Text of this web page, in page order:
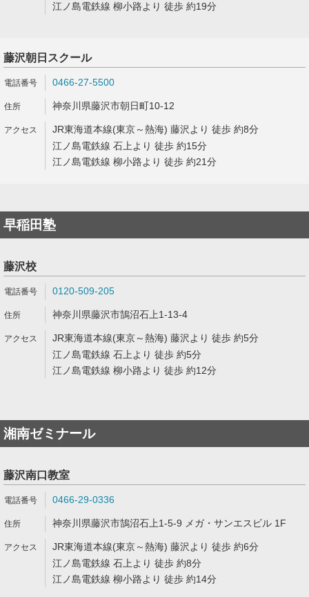
江ノ島電鉄線 柳小路より 徒歩 約19分
藤沢朝日スクール
0466-27-5500
神奈川県藤沢市朝日町10-12
JR東海道本線(東京～熱海) 藤沢より 徒歩 約8分
江ノ島電鉄線 石上より 徒歩 約15分
江ノ島電鉄線 柳小路より 徒歩 約21分
早稲田塾
藤沢校
0120-509-205
神奈川県藤沢市鵠沼石上1-13-4
JR東海道本線(東京～熱海) 藤沢より 徒歩 約5分
江ノ島電鉄線 石上より 徒歩 約5分
江ノ島電鉄線 柳小路より 徒歩 約12分
湘南ゼミナール
藤沢南口教室
0466-29-0336
神奈川県藤沢市鵠沼石上1-5-9 メガ・サンエスビル 1F
JR東海道本線(東京～熱海) 藤沢より 徒歩 約6分
江ノ島電鉄線 石上より 徒歩 約8分
江ノ島電鉄線 柳小路より 徒歩 約14分